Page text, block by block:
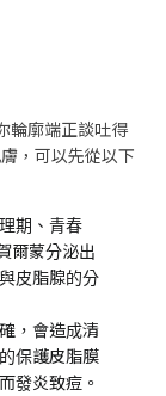
輪廓端正談吐得
，可以先從以下
期、青春
爾蒙分泌出
皮脂腺的分
，會造成清
保護皮脂膜
發炎致痘。